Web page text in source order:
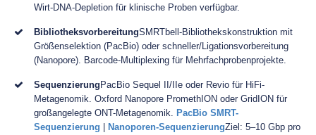
Wirt-DNA-Depletion für klinische Proben verfügbar.
BibliotheksvorbereitungSMRTbell-Bibliothekskonstruktion mit
Größenselektion (PacBio) oder schneller/Ligationsvorbereitung
(Nanopore). Barcode-Multiplexing für Mehrfachprobenprojekte.
Sequenzierung PacBio Sequel II/IIe oder Revio für HiFi-
Metagenomik. Oxford Nanopore PromethION oder GridION für
großangelegte ONT-Metagenomik. PacBio SMRT-
Sequenzierung
Nanoporen-SequenzierungZiel: 5–10 Gbp pro